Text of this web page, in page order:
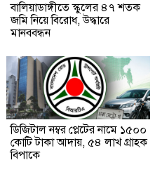
বালিয়াডাঙ্গীতে স্কুলের ৪৭ শতক
জমি নিয়ে বিরোধ, উদ্ধারে
মানববন্ধন
ডিজিটাল নম্বর প্লেটের নামে ১৫০০
কোটি টাকা আদায়, ৫৪ লাখ গ্রাহক
বিপাকে